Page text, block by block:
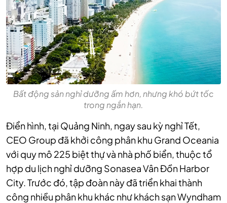
Bất động sản nghỉ dưỡng ấm hơn, nhưng khó bứt tốc
trong ngắn hạn.
Điển hình, tại Quảng Ninh, ngay sau kỳ nghỉ Tết,
CEO Group đã khởi công phân khu Grand Oceania
với quy mô 225 biệt thự và nhà phố biển, thuộc tổ
hợp du lịch nghỉ dưỡng Sonasea Vân Đồn Harbor
City.Trước đó, tập đoàn này đã triển khai thành
công nhiều phân khu khác như khách sạn Wyndham